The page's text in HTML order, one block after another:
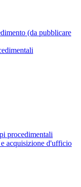
(da pubblicare
procedimentali
acquisizione d'ufficio